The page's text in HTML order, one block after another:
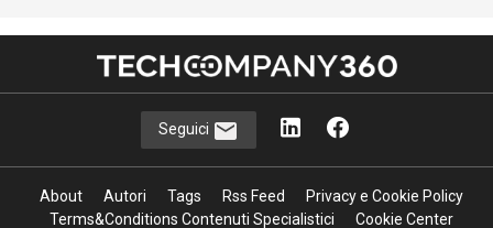
Seguici
About Autori Tags Rss Feed
Privacy e Cookie Policy
Terms&Conditions Contenuti Specialistici
Cookie Center